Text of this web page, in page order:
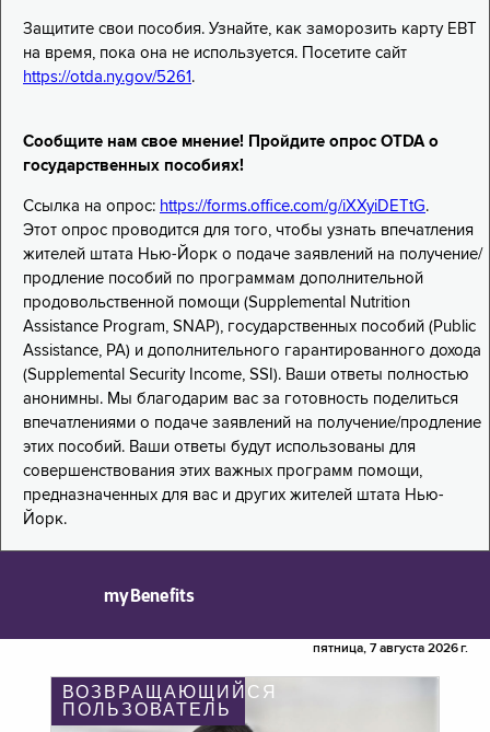
Защитите свои пособия. Узнайте, как заморозить карту EBT
на время, пока она не используется. Посетите сайт
https://otda.ny.gov/5261 .
Сообщите нам свое мнение! Пройдите опрос OTDA о
государственных пособиях!
Ссылка на опрос: https://forms.office.com/g/iXXyiDETtG.
Этот опрос проводится для того, чтобы узнать впечатления
жителей штата Нью-Йорк о подаче заявлений на получение/
продление пособий по программам дополнительной
продовольственной помощи (Supplemental Nutrition
Assistance Program, SNAP), государственных пособий (Public
Assistance, PA) и дополнительного гарантированного дохода
(Supplemental Security Income, SSI). Ваши ответы полностью
анонимны. Мы благодарим вас за готовность поделиться
впечатлениями о подаче заявлений на получение/продление
этих пособий. Ваши ответы будут использованы для
совершенствования этих важных программ помощи,
предназначенных для вас и других жителей штата Нью-
Йорк.
myBenefits
пятница, 7 августа 2026 г.
ВОЗВРАЩАЮЩИЙСЯ
ПОЛЬЗОВАТЕЛЬ